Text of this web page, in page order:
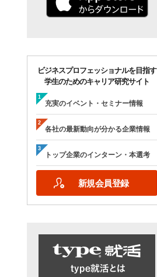
ビジネスプロフェッショナルを目指す
学生のためのキャリア研究サイト
充実のイベント・セミナー情報
各社の最新動向が分かる企業情報
トップ企業のインターン・本選考
新規会員登録